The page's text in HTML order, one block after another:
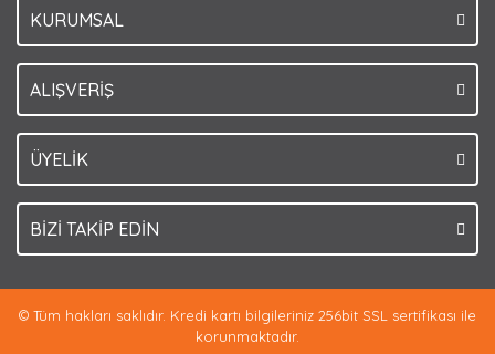
KURUMSAL
ALIŞVERİŞ
ÜYELİK
BİZİ TAKİP EDİN
© Tüm hakları saklıdır. Kredi kartı bilgileriniz 256bit SSL sertifikası ile
korunmaktadır.